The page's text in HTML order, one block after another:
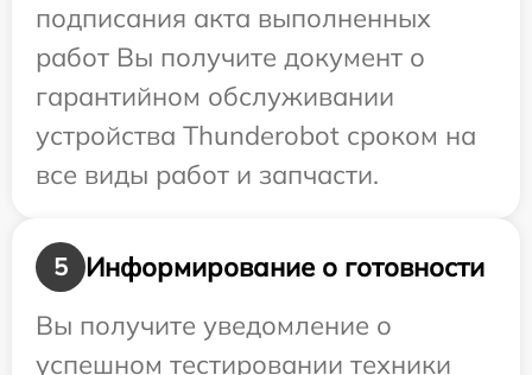
подписания акта выполненных
работ Вы получите документ о
гарантийном обслуживании
устройства Thunderobot сроком на
все виды работ и запчасти.
5
Информирование о готовности
Вы получите уведомление о
успешном тестировании техники